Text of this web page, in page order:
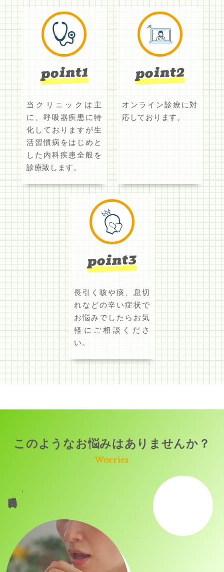
point1
当クリニックは主
に、呼吸器疾患に特
化しておりますが生
活習慣病をはじめと
した内科疾患全般を
診療致します。
point2
オンライン診療に対
応しております。
point3
長引く咳や痰、息切
れなどの辛い症状で
お悩みでしたらお気
軽にご相談くださ
い。
このようなお悩みはありませんか？
Worries